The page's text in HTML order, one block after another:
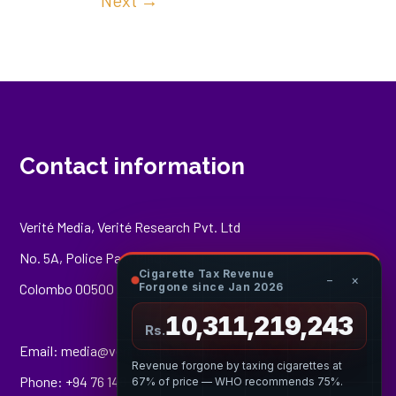
Contact information
Verité Media, Verité Research Pvt. Ltd
No. 5A, Police Park Place,
Colombo 00500
Email: media@veriteresearch.org
Phone: +94 76 148 8544
Cigarette Tax Revenue
Forgone since Jan 2026
− ×
Rs.10,311,219,736
Revenue forgone by taxing cigarettes at
67% of price — WHO recommends 75%.